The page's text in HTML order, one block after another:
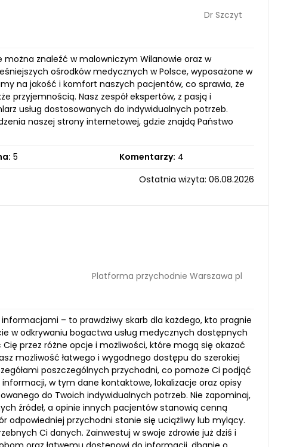
Dr Szczyt
znaleźć w malowniczym Wilanowie oraz w
ośrodków medycznych w Polsce, wyposażone w
na jakość i komfort naszych pacjentów, co sprawia, że
przyjemnością. Nasz zespół ekspertów, z pasją i
usług dostosowanych do indywidualnych potrzeb.
naszej strony internetowej, gdzie znajdą Państwo
5 Komentarzy: 4
Ostatnia wizyta: 06.08.2026
Platforma przychodnie Warszawa pl
– to prawdziwy skarb dla każdego, kto pragnie
w odkrywaniu bogactwa usług medycznych dostępnych
przez różne opcje i możliwości, które mogą się okazać
możliwość łatwego i wygodnego dostępu do szerokiej
poszczególnych przychodni, co pomoże Ci podjąć
w tym dane kontaktowe, lokalizacje oraz opisy
do Twoich indywidualnych potrzeb. Nie zapominaj,
źródeł, a opinie innych pacjentów stanowią cenną
odpowiedniej przychodni stanie się uciążliwy lub mylący.
Ci danych. Zainwestuj w swoje zdrowie już dziś i